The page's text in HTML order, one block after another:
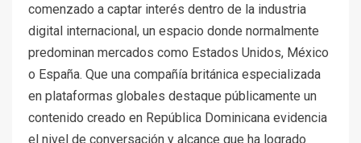
comenzado a captar interés dentro de la industria
digital internacional, un espacio donde normalmente
predominan mercados como Estados Unidos, México
o España. Que una compañía británica especializada
en plataformas globales destaque públicamente un
contenido creado en República Dominicana evidencia
el nivel de conversación y alcance que ha logrado